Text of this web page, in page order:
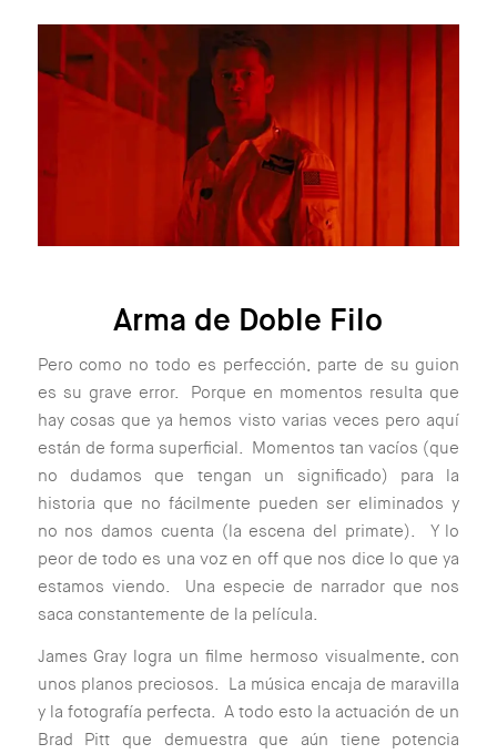
Arma de Doble Filo
Pero como no todo es perfección, parte de su guion
es su grave error. Porque en momentos resulta que
hay cosas que ya hemos visto varias veces pero aquí
están de forma superficial. Momentos tan vacíos (que
no dudamos que tengan un significado) para la
historia que no fácilmente pueden ser eliminados y
no nos damos cuenta (la escena del primate). Y lo
peor de todo es una voz en off que nos dice lo que ya
estamos viendo. Una especie de narrador que nos
saca constantemente de la película.
James Gray logra un filme hermoso visualmente, con
unos planos preciosos. La música encaja de maravilla
y la fotografía perfecta. A todo esto la actuación de un
Brad Pitt que demuestra que aún tiene potencia